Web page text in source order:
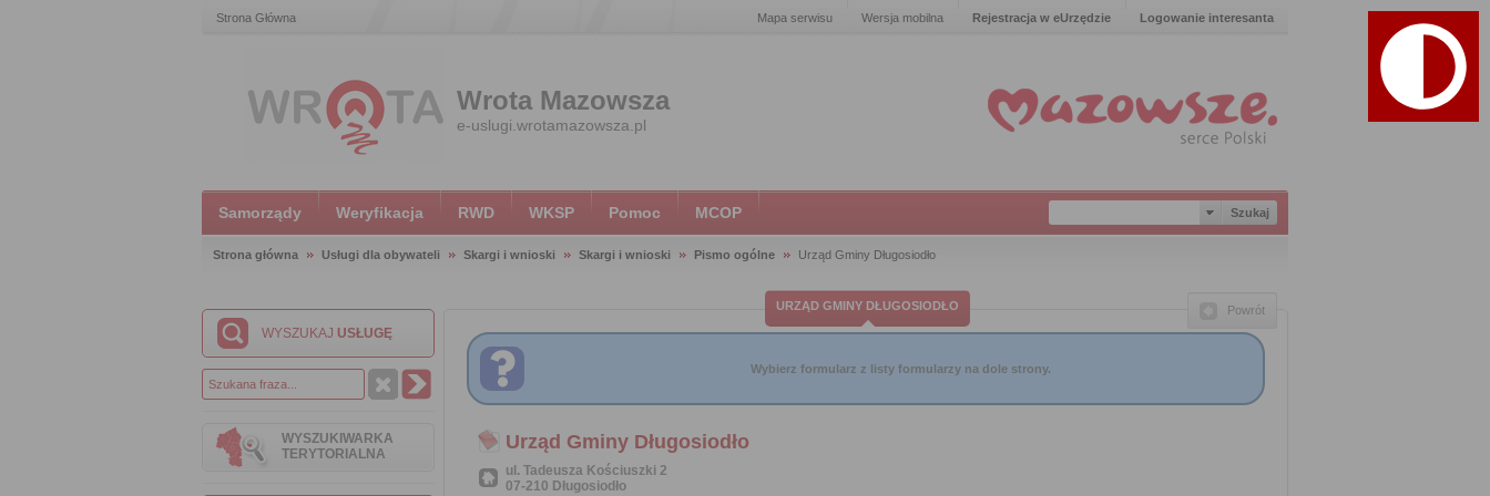
Strona Główna Mapa serwisu Wersja mobilna Rejestracja w eUrzędzie Logowanie interesanta
Wrota Mazowsza
e-uslugi.wrotamazowsza.pl
Samorządy Weryfikacja RWD WKSP Pomoc MCOP
Strona główna Usługi dla obywateli Skargi i wnioski Skargi i wnioski Pismo ogólne Urząd Gminy Długosiodło
WYSZUKAJ USŁUGĘ
WYSZUKIWARKA
TERYTORIALNA
URZĄD GMINY DŁUGOSIODŁO Powrót
Wybierz formularz z listy formularzy na dole strony.
Urząd Gminy Długosiodło
ul. Tadeusza Kościuszki 2
07-210 Długosiodło